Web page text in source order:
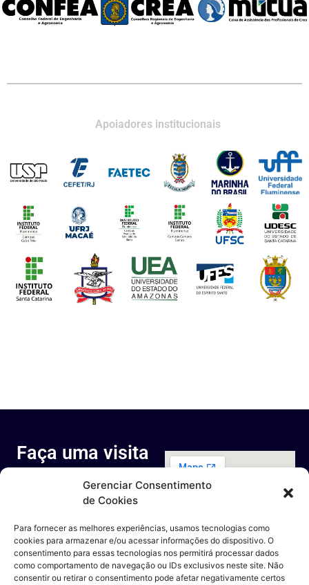
Gerenciar Consentimento
de Cookies
Para fornecer as melhores experiências, usamos tecnologias como
cookies para armazenar e/ou acessar informações do dispositivo. O
consentimento para essas tecnologias nos permitirá processar dados
como comportamento de navegação ou IDs exclusivos neste site. Não
consentir ou retirar o consentimento pode afetar negativamente certos
Apoiadores institucionais
Faça uma visita
ao nosso
espaço
Rua Octávio Cantanhede, 817-
Universidade Federal do Rio de
Janeiro, Rio de Janeiro - RJ
Entre em contato